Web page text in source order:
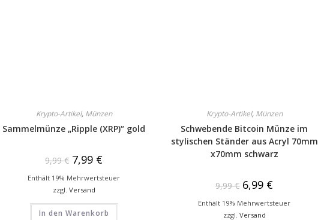
Krypto-Artikel, Münzen
Sammelmünze „Ripple (XRP)“ gold
9,99€ 7,99 €
Enthält 19% Mehrwertsteuer
zzgl. Versand
In den Warenkorb
Krypto-Artikel, Münzen
Schwebende Bitcoin Münze im
stylischen Ständer aus Acryl 70mm
x70mm schwarz
9,99€ 6,99 €
Enthält 19% Mehrwertsteuer
zzgl. Versand